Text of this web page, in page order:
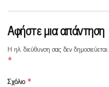
Αφήστε μια απάντηση
Η ηλ. διεύθυνση σας δεν δημοσιεύεται.
*
Σχόλιο *